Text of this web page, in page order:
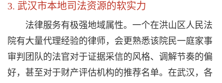
3. 武汉市本地司法资源的软实力
法律服务有极强地域属性。一个在洪山区人民法
院有大量代理经验的律师，会更熟悉该院民一庭家事
审判团队的法官对于证据采信的风格、调解节奏的偏
好，甚至对于财产评估机构的推荐名单。在武汉，各